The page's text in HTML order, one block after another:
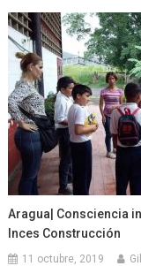
Aragua| Consciencia
Inces Construcción
11 octubre, 2019